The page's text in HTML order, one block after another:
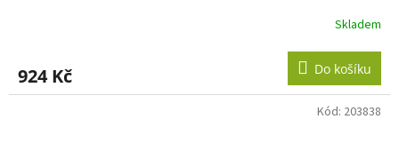
Skladem
924 Kč Do košíku
Kód: 203838